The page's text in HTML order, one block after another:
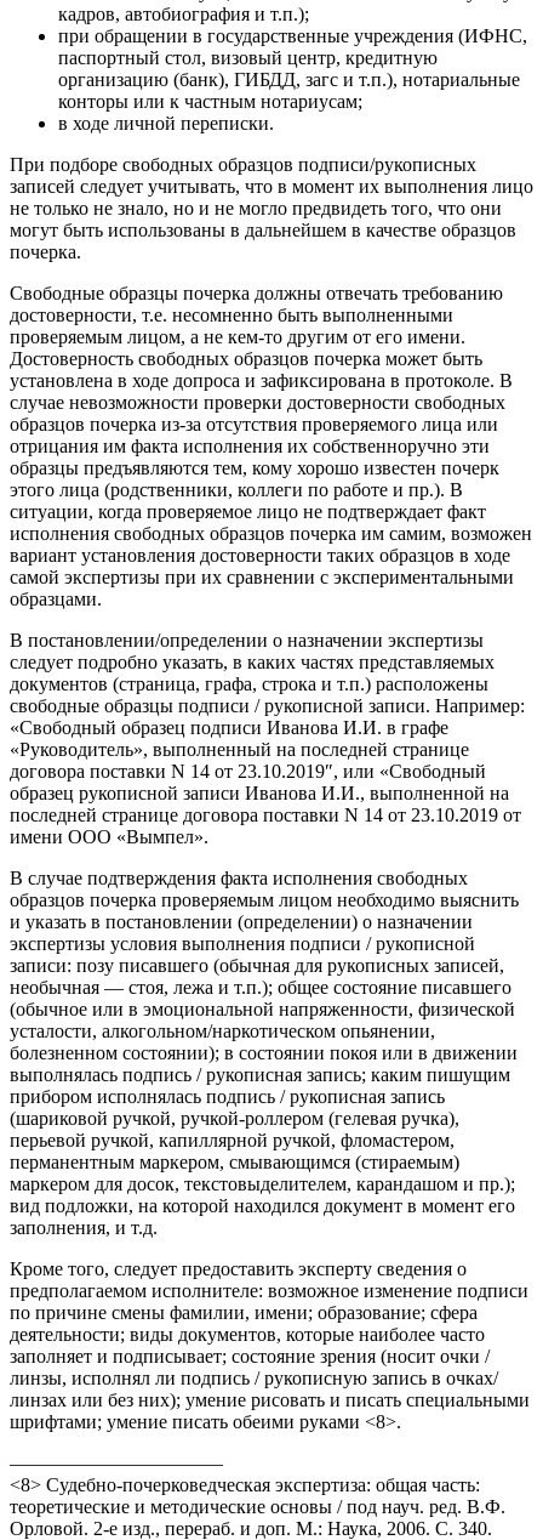
кадров, автобиография и т.п.);
при обращении в государственные учреждения (ИФНС,
паспортный стол, визовый центр, кредитную
организацию (банк), ГИБДД, загс и т.п.), нотариальные
конторы или к частным нотариусам;
в ходе личной переписки.
При подборе свободных образцов подписи/рукописных
записей следует учитывать, что в момент их выполнения лицо
не только не знало, но и не могло предвидеть того, что они
могут быть использованы в дальнейшем в качестве образцов
почерка.
Свободные образцы почерка должны отвечать требованию
достоверности, т.е. несомненно быть выполненными
проверяемым лицом, а не кем-то другим от его имени.
Достоверность свободных образцов почерка может быть
установлена в ходе допроса и зафиксирована в протоколе. В
случае невозможности проверки достоверности свободных
образцов почерка из-за отсутствия проверяемого лица или
отрицания им факта исполнения их собственноручно эти
образцы предъявляются тем, кому хорошо известен почерк
этого лица (родственники, коллеги по работе и пр.). В
ситуации, когда проверяемое лицо не подтверждает факт
исполнения свободных образцов почерка им самим, возможен
вариант установления достоверности таких образцов в ходе
самой экспертизы при их сравнении с экспериментальными
образцами.
В постановлении/определении о назначении экспертизы
следует подробно указать, в каких частях представляемых
документов (страница, графа, строка и т.п.) расположены
свободные образцы подписи / рукописной записи. Например:
«Свободный образец подписи Иванова И.И. в графе
«Руководитель», выполненный на последней странице
договора поставки N 14 от 23.10.2019″, или «Свободный
образец рукописной записи Иванова И.И., выполненной на
последней странице договора поставки N 14 от 23.10.2019 от
имени ООО «Вымпел».
В случае подтверждения факта исполнения свободных
образцов почерка проверяемым лицом необходимо выяснить
и указать в постановлении (определении) о назначении
экспертизы условия выполнения подписи / рукописной
записи: позу писавшего (обычная для рукописных записей,
необычная — стоя, лежа и т.п.); общее состояние писавшего
(обычное или в эмоциональной напряженности, физической
усталости, алкогольном/наркотическом опьянении,
болезненном состоянии); в состоянии покоя или в движении
выполнялась подпись / рукописная запись; каким пишущим
прибором исполнялась подпись / рукописная запись
(шариковой ручкой, ручкой-роллером (гелевая ручка),
перьевой ручкой, капиллярной ручкой, фломастером,
перманентным маркером, смывающимся (стираемым)
маркером для досок, текстовыделителем, карандашом и пр.);
вид подложки, на которой находился документ в момент его
заполнения, и т.д.
Кроме того, следует предоставить эксперту сведения о
предполагаемом исполнителе: возможное изменение подписи
по причине смены фамилии, имени; образование; сфера
деятельности; виды документов, которые наиболее часто
заполняет и подписывает; состояние зрения (носит очки /
линзы, исполнял ли подпись / рукописную запись в очках/
линзах или без них); умение рисовать и писать специальными
шрифтами; умение писать обеими руками <8>.
———————————
<8> Судебно-почерковедческая экспертиза: общая часть:
теоретические и методические основы / под науч. ред. В.Ф.
Орловой. 2-е изд., перераб. и доп. М.: Наука, 2006. С. 340.